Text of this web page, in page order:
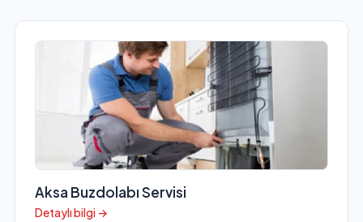
Aksa Buzdolabı Servisi
Detaylı bilgi →